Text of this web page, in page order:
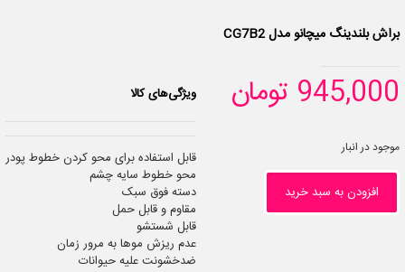
براش بلندینگ میچانو مدل CG7B2
945,000 تومان ویژگی‌های کالا
قابل استفاده برای محو کردن خطوط پودر
محو خطوط سایه چشم
دسته فوق سبک
مقاوم و قابل حمل
قابل شستشو
عدم ریزش موها به مرور زمان
ضدخشونت علیه حیوانات
موجود در انبار
افزودن به سبد خرید